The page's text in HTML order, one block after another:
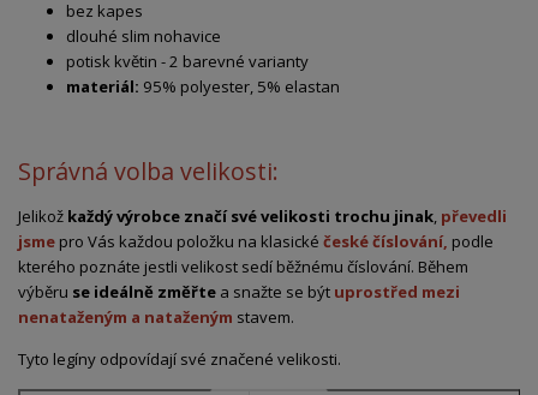
bez kapes
dlouhé slim nohavice
potisk květin - 2 barevné varianty
materiál: 95% polyester, 5% elastan
Správná volba velikosti:
Jelikož každý výrobce značí své velikosti trochu jinak, převedli
jsme pro Vás každou položku na klasické české číslování, podle
kterého poznáte jestli velikost sedí běžnému číslování. Během
výběru se ideálně změřte a snažte se být uprostřed mezi
nenataženým a nataženým stavem.
Tyto legíny odpovídají své značené velikosti.